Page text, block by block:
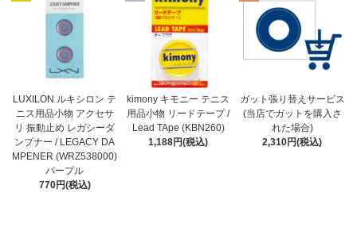
LUXILON ルキシロン テ
ニス用品小物 アクセサ
リ 振動止め レガシーダ
ンプナー / LEGACY DA
MPENER (WRZ538000)
パープル
770円(税込)
kimony キモニー テニス
用品小物 リードテープ /
Lead TApe (KBN260)
1,188円(税込)
ガット張り替えサービス
(当店でガットを購入さ
れた場合)
2,310円(税込)